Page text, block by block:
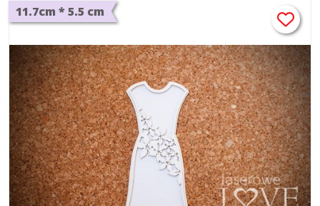
11.7cm * 5.5 cm